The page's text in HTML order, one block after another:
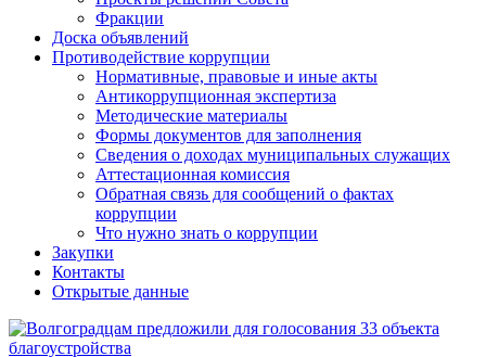
Фракции
Доска объявлений
Противодействие коррупции
Нормативные, правовые и иные акты
Антикоррупционная экспертиза
Методические материалы
Формы документов для заполнения
Сведения о доходах муниципальных служащих
Аттестационная комиссия
Обратная связь для сообщений о фактах
коррупции
Что нужно знать о коррупции
Закупки
Контакты
Открытые данные